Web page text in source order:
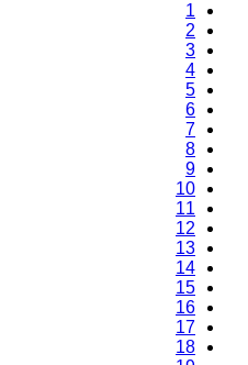
1
2
3
4
5
6
7
8
9
10
11
12
13
14
15
16
17
18